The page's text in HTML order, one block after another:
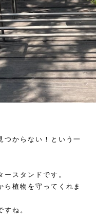
つからない！という一
スタンドです。
植物を守ってくれま
ね。